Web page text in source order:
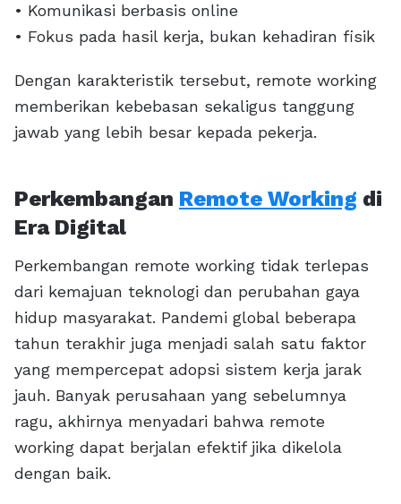
• Komunikasi berbasis online
• Fokus pada hasil kerja, bukan kehadiran fisik
Dengan karakteristik tersebut, remote working
memberikan kebebasan sekaligus tanggung
jawab yang lebih besar kepada pekerja.
Perkembangan Remote Working di
Era Digital
Perkembangan remote working tidak terlepas
dari kemajuan teknologi dan perubahan gaya
hidup masyarakat. Pandemi global beberapa
tahun terakhir juga menjadi salah satu faktor
yang mempercepat adopsi sistem kerja jarak
jauh. Banyak perusahaan yang sebelumnya
ragu, akhirnya menyadari bahwa remote
working dapat berjalan efektif jika dikelola
dengan baik.